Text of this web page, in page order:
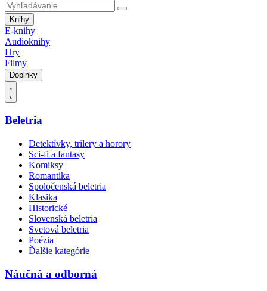
Knihy
E-knihy
Audioknihy
Hry
Filmy
Doplnky
Beletria
Detektívky, trilery a horory
Sci-fi a fantasy
Komiksy
Romantika
Spoločenská beletria
Klasika
Historické
Slovenská beletria
Svetová beletria
Poézia
Ďalšie kategórie
Náučná a odborná